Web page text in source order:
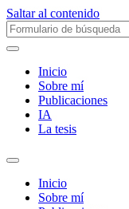
Saltar al contenido
Buscar:
Inicio
Sobre mí­
Publicaciones
IA
La tesis
Alternar
campoInicio
Sobre mí­